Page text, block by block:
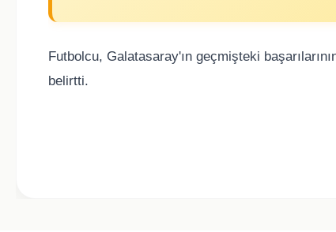
Futbolcu, Galatasaray'ın geçmişteki
belirtti.